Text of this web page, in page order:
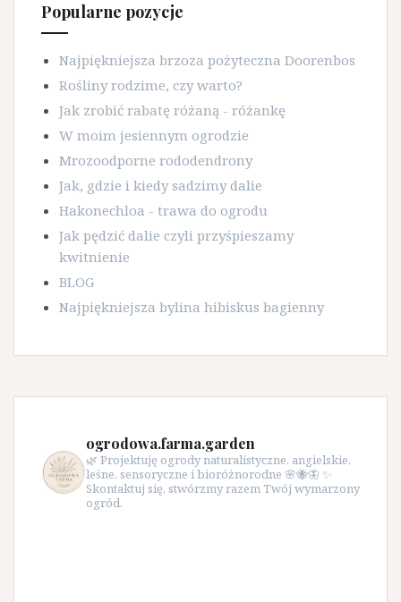
Popularne pozycje
Najpiękniejsza brzoza pożyteczna Doorenbos
Rośliny rodzime, czy warto?
Jak zrobić rabatę różaną - różankę
W moim jesiennym ogrodzie
Mrozoodporne rododendrony
Jak, gdzie i kiedy sadzimy dalie
Hakonechloa - trawa do ogrodu
Jak pędzić dalie czyli przyśpieszamy
kwitnienie
BLOG
Najpiękniejsza bylina hibiskus bagienny
ogrodowa.farma.garden
🌿 Projektuję ogrody naturalistyczne, angielskie,
leśne, sensoryczne i bioróżnorodne 🌸🐝🦋 ✨
Skontaktuj się, stwórzmy razem Twój wymarzony
ogród.